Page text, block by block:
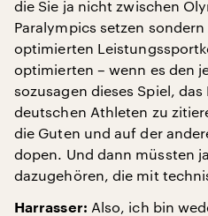
die Sie ja nicht zwischen
Paralympics setzen
optimierten
optimierten – wenn es den
sozusagen dieses Spiel,
deutschen Athleten zu
die Guten und auf der
dopen. Und dann müssten
dazugehören, die mit
Harrasser: Also, ich bin